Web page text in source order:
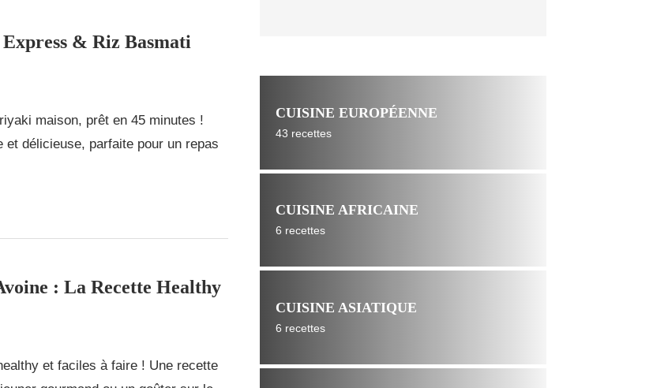
& Riz Basmati
maison, prêt en 45 minutes !
et délicieuse, parfaite pour un repas
: La Recette Healthy
et faciles à faire ! Une recette
CUISINE EUROPÉENNE
43 recettes
CUISINE AFRICAINE
6 recettes
CUISINE ASIATIQUE
6 recettes